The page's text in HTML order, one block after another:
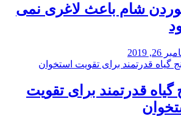
شام باعث لاغری نمی
2019
گیاه قدرتمند برای تقویت